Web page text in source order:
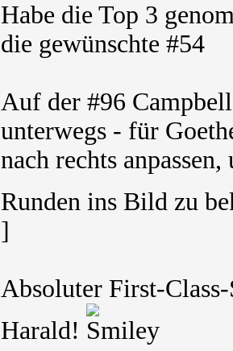
Habe die Top 3
die gewünschte #54
Auf der #96
unterwegs - für
nach rechts
Runden ins Bild zu
]
Absoluter First-
Harald!